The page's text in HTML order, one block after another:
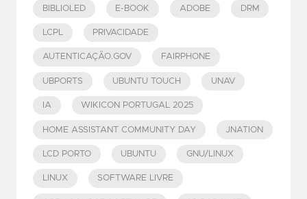
BIBLIOLED E-BOOK ADOBE DRM
LCPL PRIVACIDADE
AUTENTICAÇÃO.GOV FAIRPHONE
UBPORTS UBUNTU TOUCH UNAV
IA WIKICON PORTUGAL 2025
HOME ASSISTANT COMMUNITY DAY JNATION
LCD PORTO UBUNTU GNU/LINUX
LINUX SOFTWARE LIVRE